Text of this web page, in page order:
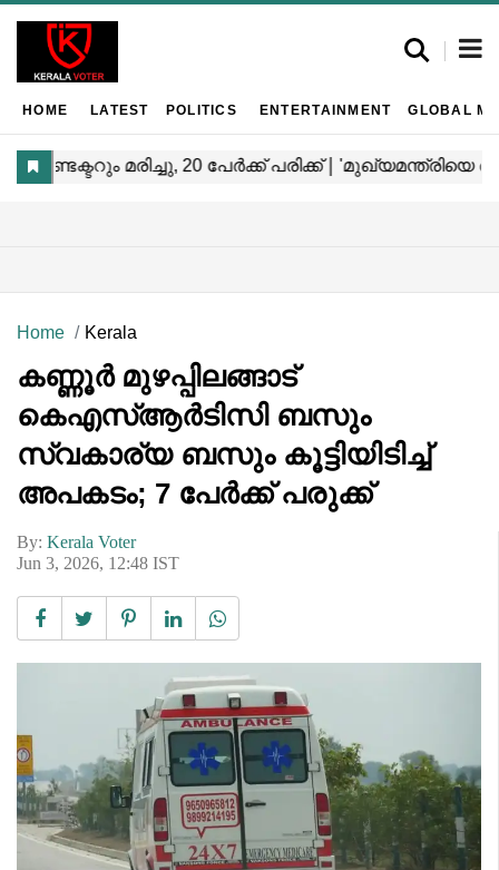
HOME LATEST POLITICS ENTERTAINMENT GLOBAL
Home Kerala
കണ്ണൂർ മുഴപ്പിലങ്ങാട്
കെഎസ്ആർടിസി ബസും
സ്വകാര്യ ബസും കൂട്ടിയിടിച്ച്
അപകടം; 7 പേർക്ക് പരുക്ക്
By: Kerala Voter
Jun 3, 2026, 12:48 IST